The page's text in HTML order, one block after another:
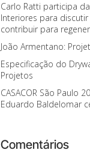
Carlo Ratti participa
Interiores para
contribuir para
João Armentano:
Especificação do
Projetos
CASACOR São Paulo
Eduardo Baldelomar
Comentários